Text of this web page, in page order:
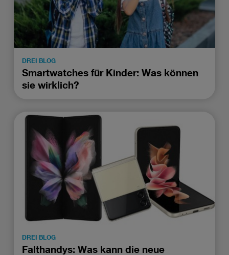
DREI BLOG
Smartwatches für Kinder: Was können
sie wirklich?
DREI BLOG
Falthandys: Was kann die neue